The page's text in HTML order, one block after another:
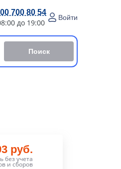
700 80 54
до 19:00
Войти
Поиск
руб.
без учета
и сборов